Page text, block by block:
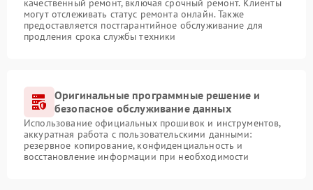
качественный ремонт, включая срочный ремонт. Клиенты
могут отслеживать статус ремонта онлайн. Также
предоставляется постгарантийное обслуживание для
продления срока службы техники
Оригинальные программные решение и
безопасное обслуживание данных
Использование официальных прошивок и инструментов,
аккуратная работа с пользовательскими данными:
резервное копирование, конфиденциальность и
восстановление информации при необходимости